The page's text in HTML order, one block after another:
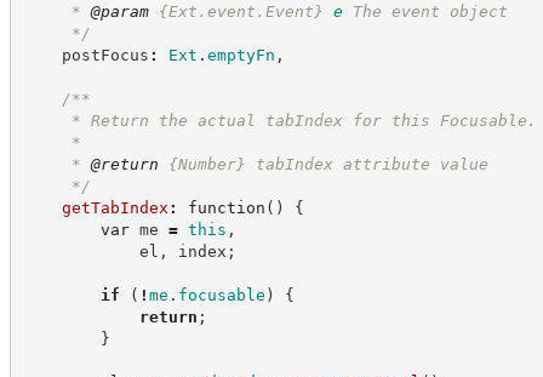
* @param {Ext.event.Event} e
The event object
*/
postFocus : Ext . emptyFn ,
/**
* Return the actual tabIndex for this Focusable.
*
* @return {Number}
tabIndex attribute value
*/
getTabIndex : function ( )
{
var me = this ,
el , index ;
if ( ! me . focusable )
{
return ;
}